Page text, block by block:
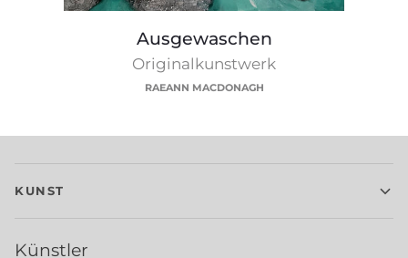
AusgewaschenAusgewaschen
Originalkunstwerk
RAEANN MACDONAGH
KUNST
Künstler